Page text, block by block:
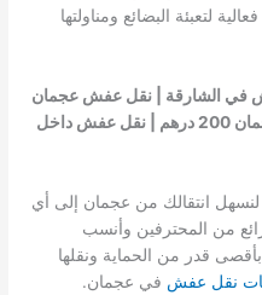
لتعبئة البضائع ومناولتها
الشارقة | نقل عفش عجمان
| نقل أثاث عجمان | نقل عفش في عجمان 200 درهم | نقل عفش داخل
انتقالك من عجمان إلى أي
من المحترفين وأنسب
بأقصى قدر من الحماية ونقلها
نقل عفش في عجمان.